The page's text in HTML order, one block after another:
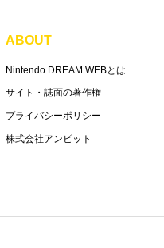
ABOUT
Nintendo DREAM WEBとは
サイト・誌面の著作権
プライバシーポリシー
株式会社アンビット